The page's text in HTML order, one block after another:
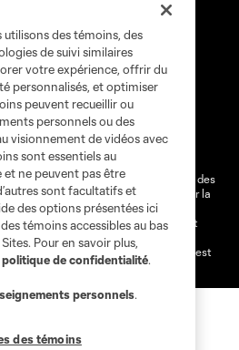
de confidentialité
mes information personnelles.
Major League Soccer et MLS sont des
Soccer, LLC (“MLS”) protégés par la
équipes de MLS sont des
de droit commun de MLS ou sont
tacite préalable de leurs
de leurs noms et logos non-autorisée est
utilisons des témoins, des
de suivi similaires
votre expérience, offrir du
personnalisés, et optimiser
peuvent recueillir ou
personnels ou des
visionnement de vidéos avec
sont essentiels au
ne peuvent pas être
sont facultatifs et
des options présentées ici
témoins accessibles au bas
Pour en savoir plus,
politique de confidentialité.
personnels.
des témoins